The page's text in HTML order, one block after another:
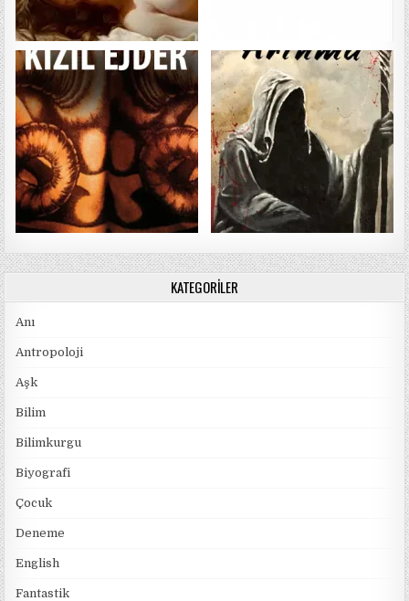
KATEGORILER
Anı
Antropoloji
Aşk
Bilim
Bilimkurgu
Biyografi
Çocuk
Deneme
English
Fantastik